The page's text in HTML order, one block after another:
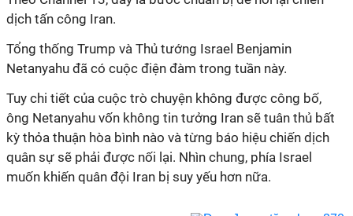
dịch tấn công Iran.
Tổng thống Trump và Thủ tướng Israel Benjamin
Netanyahu đã có cuộc điện đàm trong tuần này.
Tuy chi tiết của cuộc trò chuyện không được công bố,
ông Netanyahu vốn không tin tưởng Iran sẽ tuân thủ bất
kỳ thỏa thuận hòa bình nào và từng báo hiệu chiến dịch
quân sự sẽ phải được nối lại. Nhìn chung, phía Israel
muốn khiến quân đội Iran bị suy yếu hơn nữa.